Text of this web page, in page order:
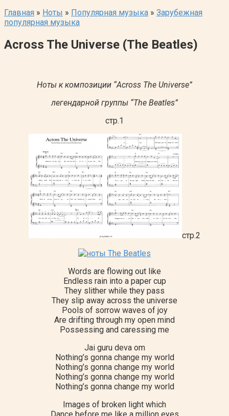
Главная » Ноты » Популярная музыка » Зарубежная
популярная музыка
Across The Universe (The Beatles)
Ноты к композиции “Across The Universe”
легендарной группы “The Beatles”
стр.1
стр.2
Words are flowing out like
Endless rain into a paper cup
They slither while they pass
They slip away across the universe
Pools of sorrow waves of joy
Are drifting through my open mind
Possessing and caressing me
Jai guru deva om
Nothing’s gonna change my world
Nothing’s gonna change my world
Nothing’s gonna change my world
Nothing’s gonna change my world
Images of broken light which